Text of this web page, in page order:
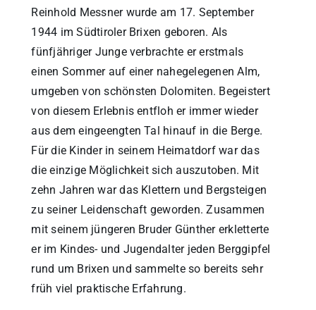
Reinhold Messner wurde am 17. September
1944 im Südtiroler Brixen geboren. Als
fünfjähriger Junge verbrachte er erstmals
einen Sommer auf einer nahegelegenen Alm,
umgeben von schönsten Dolomiten. Begeistert
von diesem Erlebnis entfloh er immer wieder
aus dem eingeengten Tal hinauf in die Berge.
Für die Kinder in seinem Heimatdorf war das
die einzige Möglichkeit sich auszutoben. Mit
zehn Jahren war das Klettern und Bergsteigen
zu seiner Leidenschaft geworden. Zusammen
mit seinem jüngeren Bruder Günther erkletterte
er im Kindes- und Jugendalter jeden Berggipfel
rund um Brixen und sammelte so bereits sehr
früh viel praktische Erfahrung.